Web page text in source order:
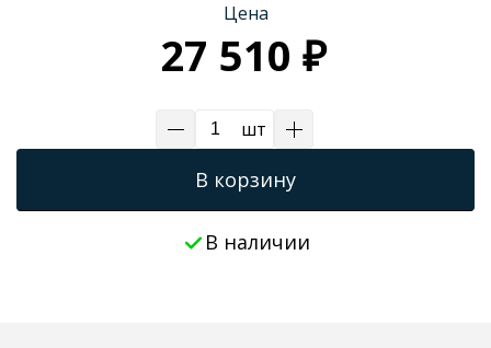
Цена
27 510 ₽
шт
В корзину
В наличии